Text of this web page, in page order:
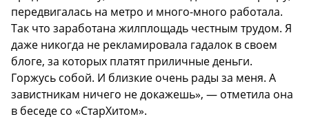
передвигалась на метро и много-много работала.
Так что заработана жилплощадь честным трудом. Я
даже никогда не рекламировала гадалок в своем
блоге, за которых платят приличные деньги.
Горжусь собой. И близкие очень рады за меня. А
завистникам ничего не докажешь», — отметила она
в беседе со «СтарХитом».